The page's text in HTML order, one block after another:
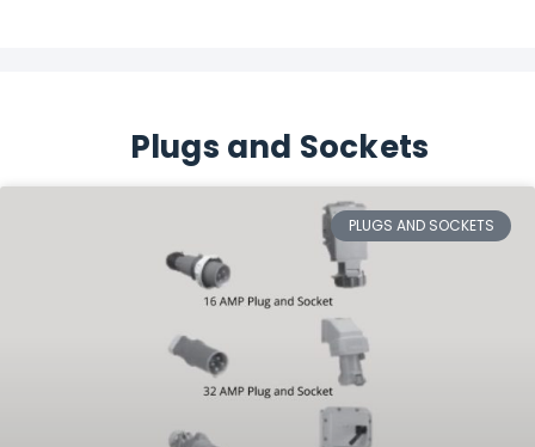
Plugs and Sockets
PLUGS AND SOCKETS